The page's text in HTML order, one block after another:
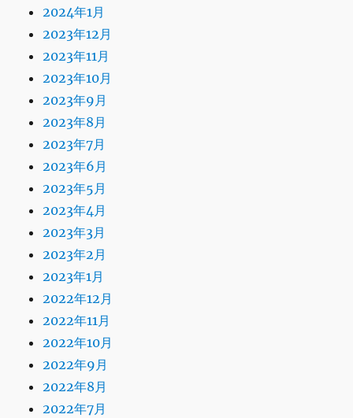
2024年1月
2023年12月
2023年11月
2023年10月
2023年9月
2023年8月
2023年7月
2023年6月
2023年5月
2023年4月
2023年3月
2023年2月
2023年1月
2022年12月
2022年11月
2022年10月
2022年9月
2022年8月
2022年7月